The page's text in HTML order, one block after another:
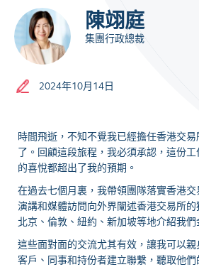
陳翊庭
集團行政總裁
2024年10月14日
時間飛逝，不知不覺我已經擔任香港交
了。回顧這段旅程，我必須承認，這份
的喜悅都超出了我的預期。
在過去七個月裏，我帶領團隊落實香港
演講和媒體訪問向外界闡述香港交易所
北京、倫敦、紐約、新加坡等地介紹我們
這些面對面的交流尤其有效，讓我可以
客戶、同事和持份者建立聯繫，聽取他